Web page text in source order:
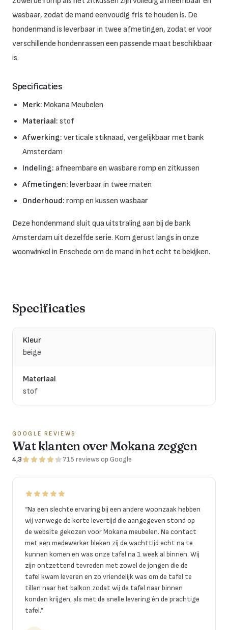
wasbaar, zodat de mand eenvoudig fris te houden is. De
hondenmand is leverbaar in twee afmetingen, zodat er voor
verschillende hondenrassen een passende maat beschikbaar
is.
Specificaties
Merk: Mokana Meubelen
Materiaal: stof
Afwerking: verticale stiknaad, vergelijkbaar met bank
Amsterdam
Indeling: afneembare en wasbare romp en zitkussen
Afmetingen: leverbaar in twee maten
Onderhoud: romp en kussen wasbaar
Deze hondenmand sluit qua uitstraling aan bij de bank
Amsterdam uit dezelfde serie. Kom gerust langs in onze
woonwinkel in Enschede om de mand in het echt te bekijken.
Specificaties
Kleur
beige
Materiaal
stof
GOOGLE REVIEWS
Wat klanten over Mokana zeggen
4,3 715 reviews op Google
“Na een slechte ervaring bij een andere woonzaak hebben
wij vanwege de korte levertijd die aangegeven stond op
de website gekozen voor Mokana meubelen. Na contact
met een medewerker bleken zij de wachttijd echt na te
kunnen komen en was onze tafel na 1 week al binnen. Wij
zijn ontzettend tevreden met zowel de jongen die de
tafel kwam leveren en zo vriendelijk was om de tafel te
tillen naar het balkon zodat wij de tafel naar binnen
konden krijgen, als met de snelle levering én de prachtige
tafel.”